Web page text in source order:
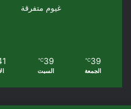
غيوم متفرقة
39
℃
الجمعة
39
℃
السبت